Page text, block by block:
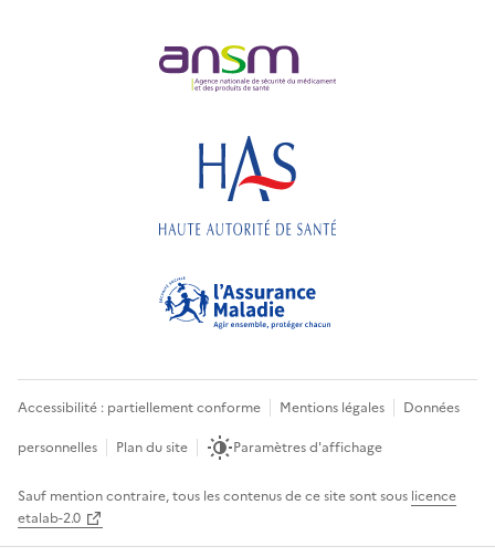
Accessibilité : partiellement conforme Mentions légales
Données
personnelles
Plan du site Paramètres d'affichage
Sauf mention contraire, tous les contenus de ce site sont sous licence
etalab-2.0